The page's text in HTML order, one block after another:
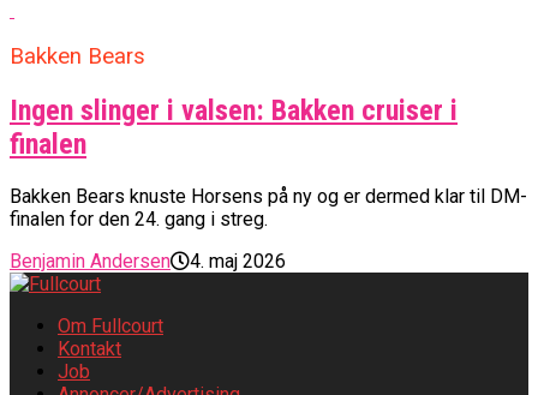
Bakken Bears
Ingen slinger i valsen: Bakken cruiser i
finalen
Bakken Bears knuste Horsens på ny og er dermed klar til DM-
finalen for den 24. gang i streg.
Benjamin Andersen
4. maj 2026
Om Fullcourt
Kontakt
Job